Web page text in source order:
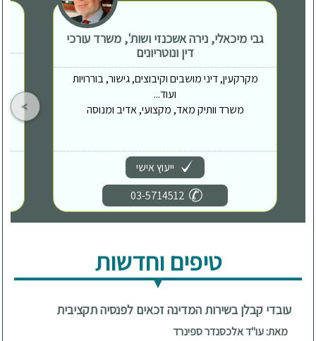
גבי מיכאלי, נירה אשכנזי ושות', משרד עורכי
דין ונוטריונים
מקרקעין, דיני מושבים וקיבוצים, גישור, בוררויות
ועוד...
משרד וותיק מאד, מקצועי, אדיב ומנוסה
ייעוץ אישי
03-5714512
טיפים וחדשות
עובדי קבלן בשירות המדינה זכאים לפנסיה תקציבית
מאת: עו"ד אלכסנדר ספינרד